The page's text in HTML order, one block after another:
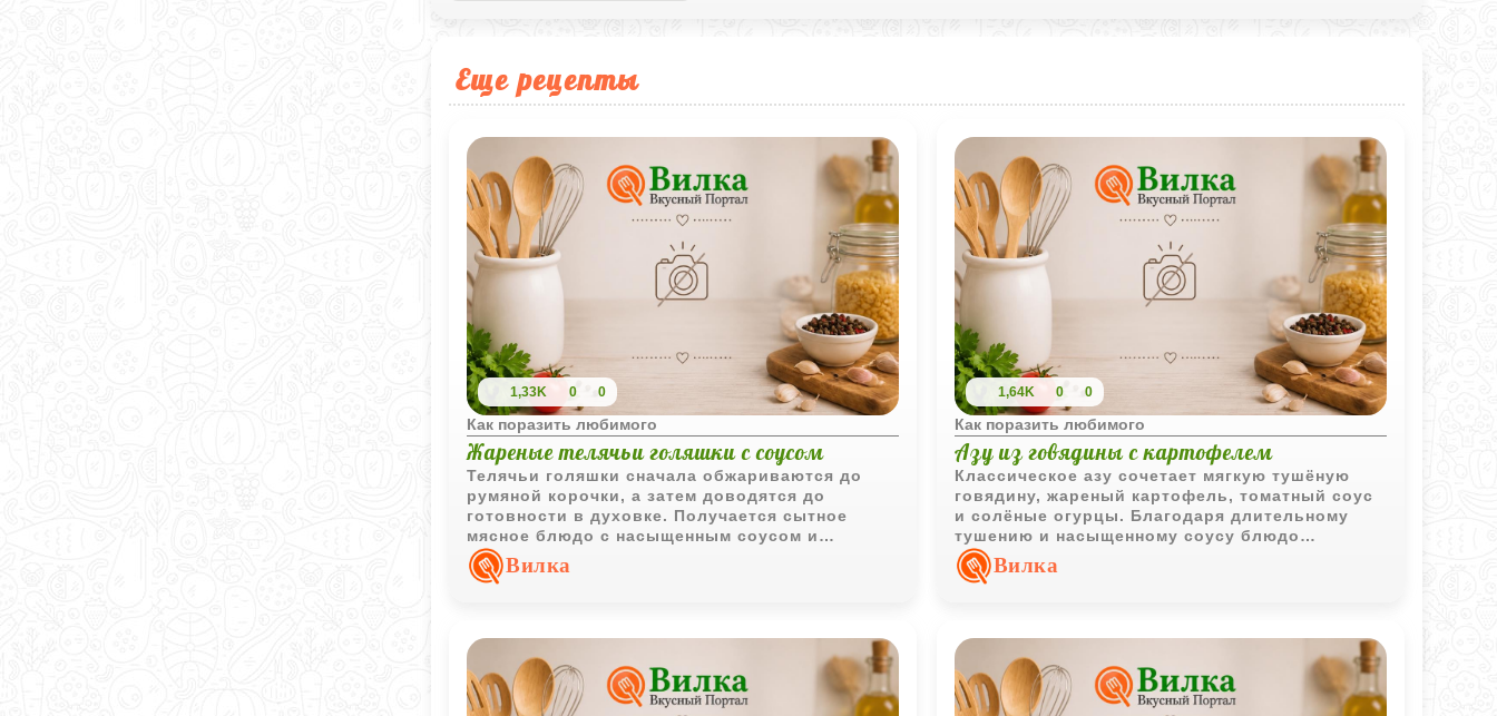
Еще рецепты
1,33K 0 0
Как поразить любимого
Жареные телячьи голяшки с соусом
Телячьи голяшки сначала обжариваются до
румяной корочки, а затем доводятся до
готовности в духовке. Получается сытное
мясное блюдо с насыщенным соусом и
выразительным вкусом.
Вилка
1,64K 0 0
Как поразить любимого
Азу из говядины с картофелем
Классическое азу сочетает мягкую тушёную
говядину, жареный картофель, томатный соус
и солёные огурцы. Благодаря длительному
тушению и насыщенному соусу блюдо
получается ароматным и очень сытным.
Вилка